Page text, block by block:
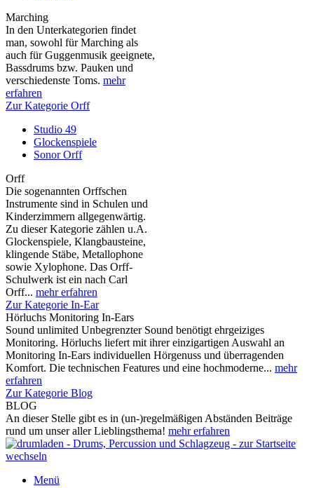
Marching
In den Unterkategorien findet
man, sowohl für Marching als
auch für Guggenmusik geeignete,
Bassdrums bzw. Pauken und
verschiedenste Toms. mehr
erfahren
Zur Kategorie Orff
Studio 49
Glockenspiele
Sonor Orff
Orff
Die sogenannten Orffschen
Instrumente sind in Schulen und
Kinderzimmern allgegenwärtig.
Zu dieser Kategorie zählen u.A.
Glockenspiele, Klangbausteine,
klingende Stäbe, Metallophone
sowie Xylophone. Das Orff-
Schulwerk ist ein nach Carl
Orff... mehr erfahren
Zur Kategorie In-Ear
Hörluchs Monitoring In-Ears
Sound unlimited Unbegrenzter Sound benötigt ehrgeiziges
Monitoring. Hörluchs liefert mit ihrer einzigartigen Auswahl an
Monitoring In-Ears individuellen Hörgenuss und überragenden
Komfort. Die technischen Features und eine hochmoderne... mehr
erfahren
Zur Kategorie Blog
BLOG
An dieser Stelle gibt es in (un-)regelmäßigen Abständen Beiträge
rund um unser aller Lieblingsthema! mehr erfahren
Menü